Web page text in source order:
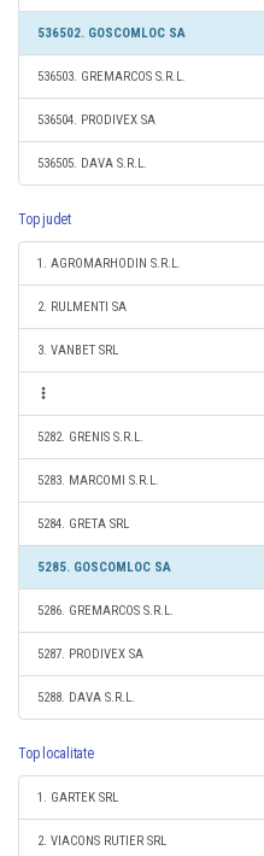
536502. GOSCOMLOC SA
536503. GREMARCOS S.R.L.
536504. PRODIVEX SA
536505. DAVA S.R.L.
Top judet
1. AGROMARHODIN S.R.L.
2. RULMENTI SA
3. VANBET SRL
5282. GRENIS S.R.L.
5283. MARCOMI S.R.L.
5284. GRETA SRL
5285. GOSCOMLOC SA
5286. GREMARCOS S.R.L.
5287. PRODIVEX SA
5288. DAVA S.R.L.
Top localitate
1. GARTEK SRL
2. VIACONS RUTIER SRL